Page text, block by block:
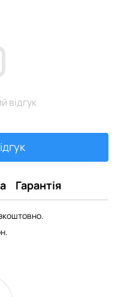
відгук
Гарантія